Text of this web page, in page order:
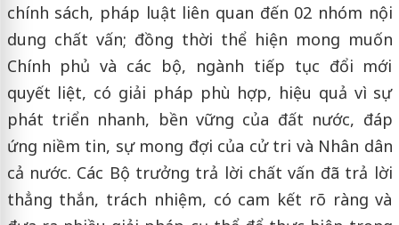
chính sách, pháp luật liên quan đến 02 nhóm nội
dung chất vấn; đồng thời thể hiện mong muốn
Chính phủ và các bộ, ngành tiếp tục đổi mới
quyết liệt, có giải pháp phù hợp, hiệu quả vì sự
phát triển nhanh, bền vững của đất nước, đáp
ứng niềm tin, sự mong đợi của cử tri và Nhân dân
cả nước. Các Bộ trưởng trả lời chất vấn đã trả lời
thẳng thắn, trách nhiệm, có cam kết rõ ràng và